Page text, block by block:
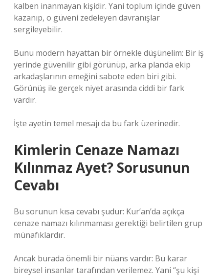
kalben inanmayan kişidir. Yani toplum içinde güven
kazanıp, o güveni zedeleyen davranışlar
sergileyebilir.
Bunu modern hayattan bir örnekle düşünelim: Bir iş
yerinde güvenilir gibi görünüp, arka planda ekip
arkadaşlarının emeğini sabote eden biri gibi.
Görünüş ile gerçek niyet arasında ciddi bir fark
vardır.
İşte ayetin temel mesajı da bu fark üzerinedir.
Kimlerin Cenaze Namazı
Kılınmaz Ayet? Sorusunun
Cevabı
Bu sorunun kısa cevabı şudur: Kur’an’da açıkça
cenaze namazı kılınmaması gerektiği belirtilen grup
münafıklardır.
Ancak burada önemli bir nüans vardır: Bu karar
bireysel insanlar tarafından verilemez. Yani “şu kişi